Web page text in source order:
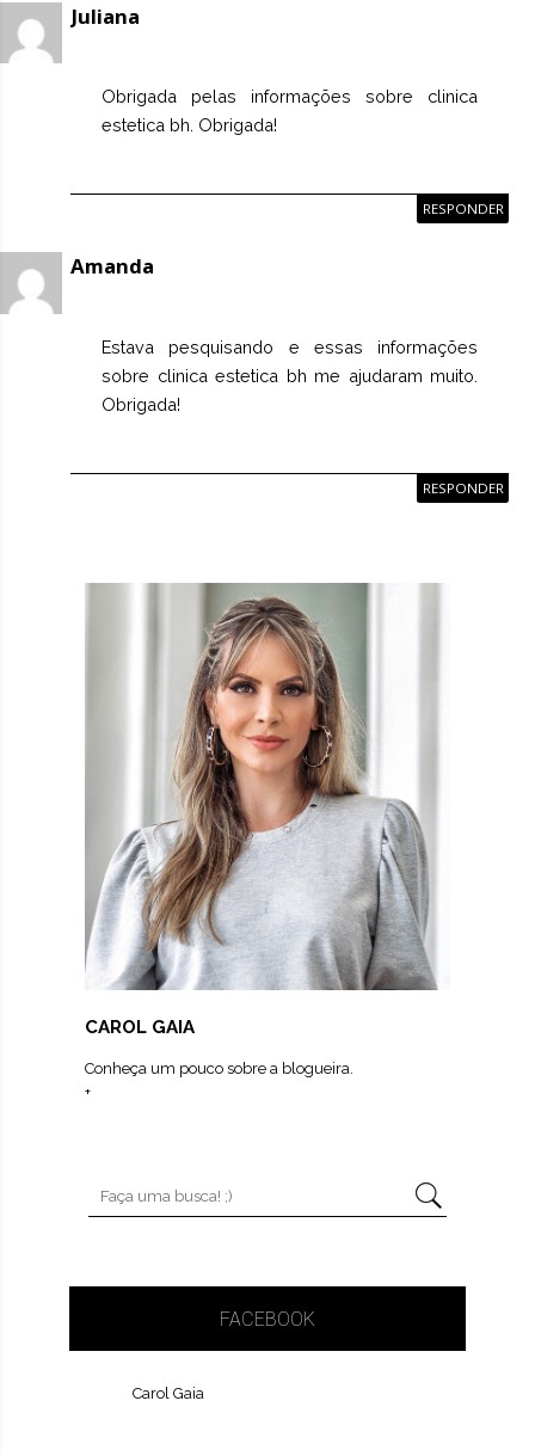
Juliana
Obrigada pelas informações sobre clinica
estetica bh . Obrigada!
RESPONDER
Amanda
Estava pesquisando e essas informações
sobre clinica estetica bh me ajudaram muito.
Obrigada!
RESPONDER
CAROL GAIA
Conheça um pouco sobre a blogueira.
+
FACEBOOK
Carol Gaia